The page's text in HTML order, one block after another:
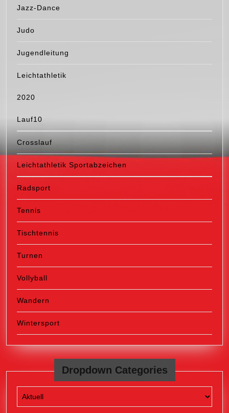
Jazz-Dance
Judo
Jugendleitung
Leichtathletik
2020
Lauf10
Crosslauf
Leichtathletik Sportabzeichen
Radsport
Tennis
Tischtennis
Turnen
Vollyball
Wandern
Wintersport
Dropdown Categories